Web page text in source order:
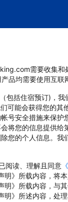
需要收集
品均需要使用互
包括住宿预订)，我
可能会获得您的其
号安全措施来保护
将您的信息提供给
您的个人信息。我
阅读、理解且同意
明》所载内容，将
明》所载内容，与
明》所述内容，处理